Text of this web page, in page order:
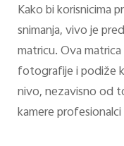
Kako bi korisnicima
snimanja, vivo je
matricu. Ova
fotografije i podiže
nivo, nezavisno od
kamere profesionalci